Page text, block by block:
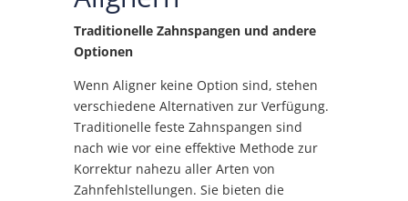
Traditionelle Zahnspangen und andere
Optionen
Wenn Aligner keine Option sind, stehen
verschiedene Alternativen zur Verfügung.
Traditionelle feste Zahnspangen sind
nach wie vor eine effektive Methode zur
Korrektur nahezu aller Arten von
Zahnfehlstellungen. Sie bieten die